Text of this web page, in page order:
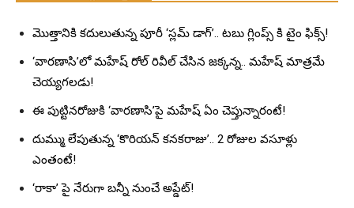
మొత్తానికి కదులుతున్న పూరీ ‘స్లమ్ డాగ్’.. టబు గ్లింప్స్ కి టైం ఫిక్స్!
‘వారణాసి’లో మహేష్ రోల్ రివీల్ చేసిన జక్కన్న.. మహేష్ మాత్రమే
చెయ్యగలడు!
ఈ పుట్టినరోజుకి ‘వారణాసి’పై మహేష్ ఏం చెప్తున్నారంటే!
దుమ్ము లేపుతున్న ‘కొరియన్ కనకరాజు’.. 2 రోజుల వసూళ్లు
ఎంతంటే!
‘రాకా’ పై నేరుగా బన్నీ నుంచే అప్డేట్!